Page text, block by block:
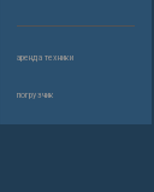
аренда техники
погрузчик